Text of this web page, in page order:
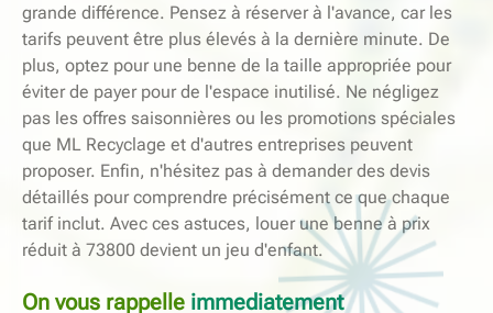
grande différence. Pensez à réserver à l'avance, car les
tarifs peuvent être plus élevés à la dernière minute. De
plus, optez pour une benne de la taille appropriée pour
éviter de payer pour de l'espace inutilisé. Ne négligez
pas les offres saisonnières ou les promotions spéciales
que ML Recyclage et d'autres entreprises peuvent
proposer. Enfin, n'hésitez pas à demander des devis
détaillés pour comprendre précisément ce que chaque
tarif inclut. Avec ces astuces, louer une benne à prix
réduit à 73800 devient un jeu d'enfant.
On vous rappelle immediatement